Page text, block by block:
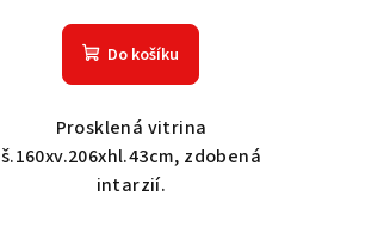
Do košíku
Prosklená vitrina
š.160xv.206xhl.43cm, zdobená
intarzií.